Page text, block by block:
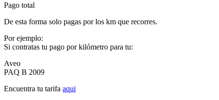
Pago total
De esta forma solo pagas por los km que recorres.
Por ejemplo:
Si contratas tu pago por kilómetro para tu:
Aveo
PAQ B 2009
Encuentra tu tarifa aqui